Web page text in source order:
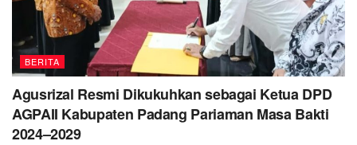
BERITA
Agusrizal Resmi Dikukuhkan sebagai Ketua DPD
AGPAII Kabupaten Padang Pariaman Masa Bakti
2024–2029